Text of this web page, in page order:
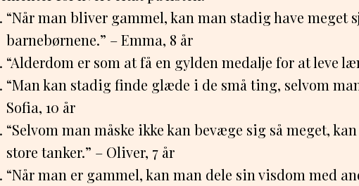
“Når man bliver gammel, kan man stadig have meget
barnebørnene.” – Emma, 8 år
“Alderdom er som at få en gylden medalje for at leve
“Man kan stadig finde glæde i de små ting, selvom
Sofia, 10 år
“Selvom man måske ikke kan bevæge sig så meget,
store tanker.” – Oliver, 7 år
“Når man er gammel, kan man dele sin visdom med